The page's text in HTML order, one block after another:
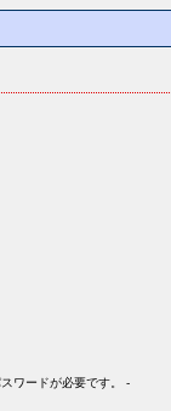
ワードが必要です。 -